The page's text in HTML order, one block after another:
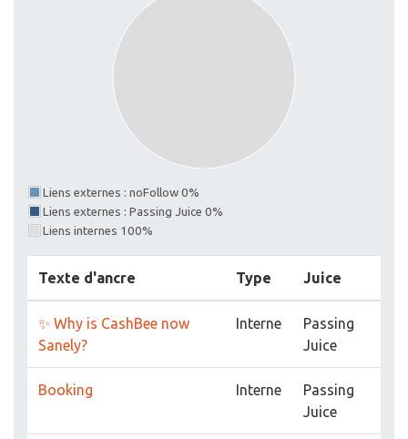
Liens externes : noFollow 0%
Liens externes : Passing Juice 0%
Liens internes 100%
Texte d'ancre Type Juice
✨ Why is CashBee now
Sanely?
Interne
Passing
Juice
Booking Interne
Passing
Juice